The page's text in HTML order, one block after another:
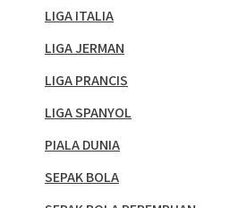
LIGA ITALIA
LIGA JERMAN
LIGA PRANCIS
LIGA SPANYOL
PIALA DUNIA
SEPAK BOLA